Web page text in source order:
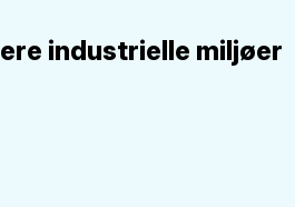
industrielle miljøer